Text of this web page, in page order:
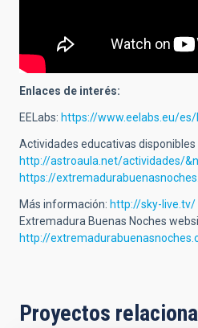
Enlaces de interés:
EELabs: https://www.eelabs.eu/
Actividades educativas disponibles
http://astroaula.net/actividades/
https://
Más información: http://sky-live.tv/
Extremadura Buenas Noches
http://
Proyectos